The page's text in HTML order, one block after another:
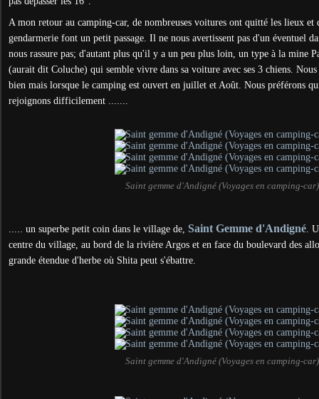
A mon retour au camping-car, de nombreuses voitures ont quitté les lieux et
gendarmerie font un petit passage. Il ne nous avertissent pas d'un éventuel
nous rassure pas; d'autant plus qu'il y a un peu plus loin, un type à la mine
(aurait dit Coluche) qui semble vivre dans sa voiture avec ses 3 chiens.
bien mais lorsque le camping est ouvert en juillet et Août. Nous préférons
rejoignons difficilement .......
Saint gemme d'Andigné (Voyages en camping-car)
..... un superbe petit coin dans le village de, Saint Gemme d'Andigné.
centre du village, au bord de la rivière Argos et en face du boulevard des
grande étendue d'herbe où Shita peut s'ébattre.
Saint gemme d'Andigné (Voyages en camping-car)